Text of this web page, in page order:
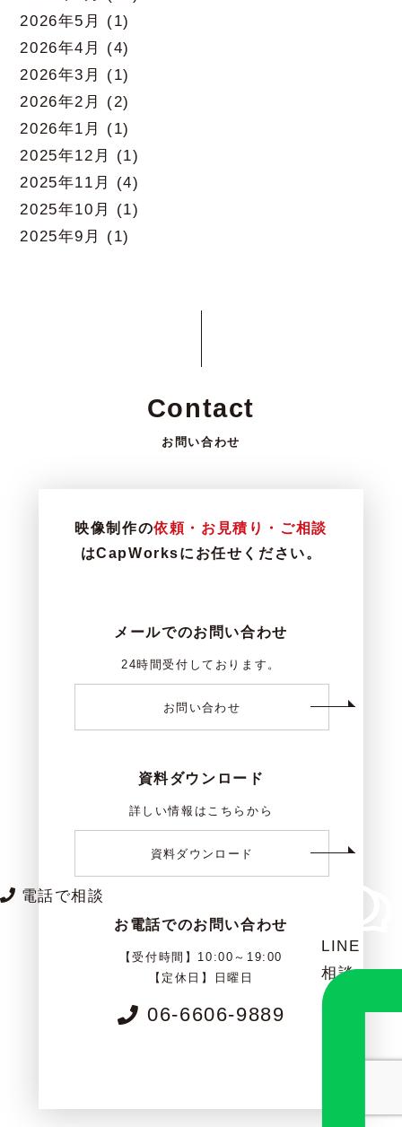
LINE
相談
電話で相談
2026年5月
(1)
2026年4月
(4)
2026年3月
(1)
2026年2月
(2)
2026年1月
(1)
2025年12月
(1)
2025年11月
(4)
2025年10月
(1)
2025年9月
(1)
Contact
お問い合わせ
映像制作の依頼・お見積り・ご相談
はCapWorksにお任せください。
メールでのお問い合わせ
24時間受付しております。
お問い合わせ
資料ダウンロード
詳しい情報はこちらから
資料ダウンロード
お電話でのお問い合わせ
【受付時間】10:00～19:00
【定休日】日曜日
06-6606-9889